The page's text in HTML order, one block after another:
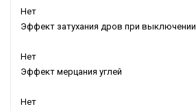
Нет
Эффект затухания дров при выключении
Нет
Эффект мерцания углей
Нет